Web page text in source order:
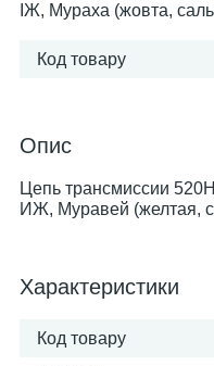
ІЖ, Мураха (жовта,
Код товару
Опис
Цепь трансмиссии
ИЖ, Муравей (желтая,
Характеристики
Код товару